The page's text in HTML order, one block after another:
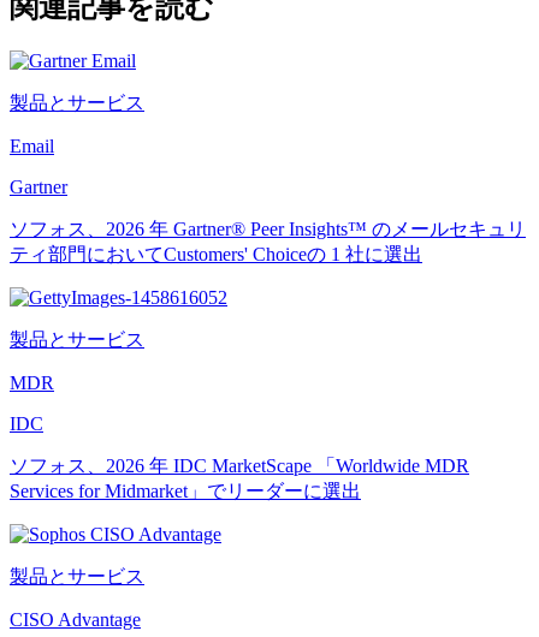
関連記事を読む
製品とサービス
Email
Gartner
ソフォス、2026 年 Gartner® Peer Insights™ のメールセキュリ
ティ部門においてCustomers' Choiceの 1 社に選出
製品とサービス
MDR
IDC
ソフォス、2026 年 IDC MarketScape 「Worldwide MDR
Services for Midmarket」でリーダーに選出
製品とサービス
CISO Advantage